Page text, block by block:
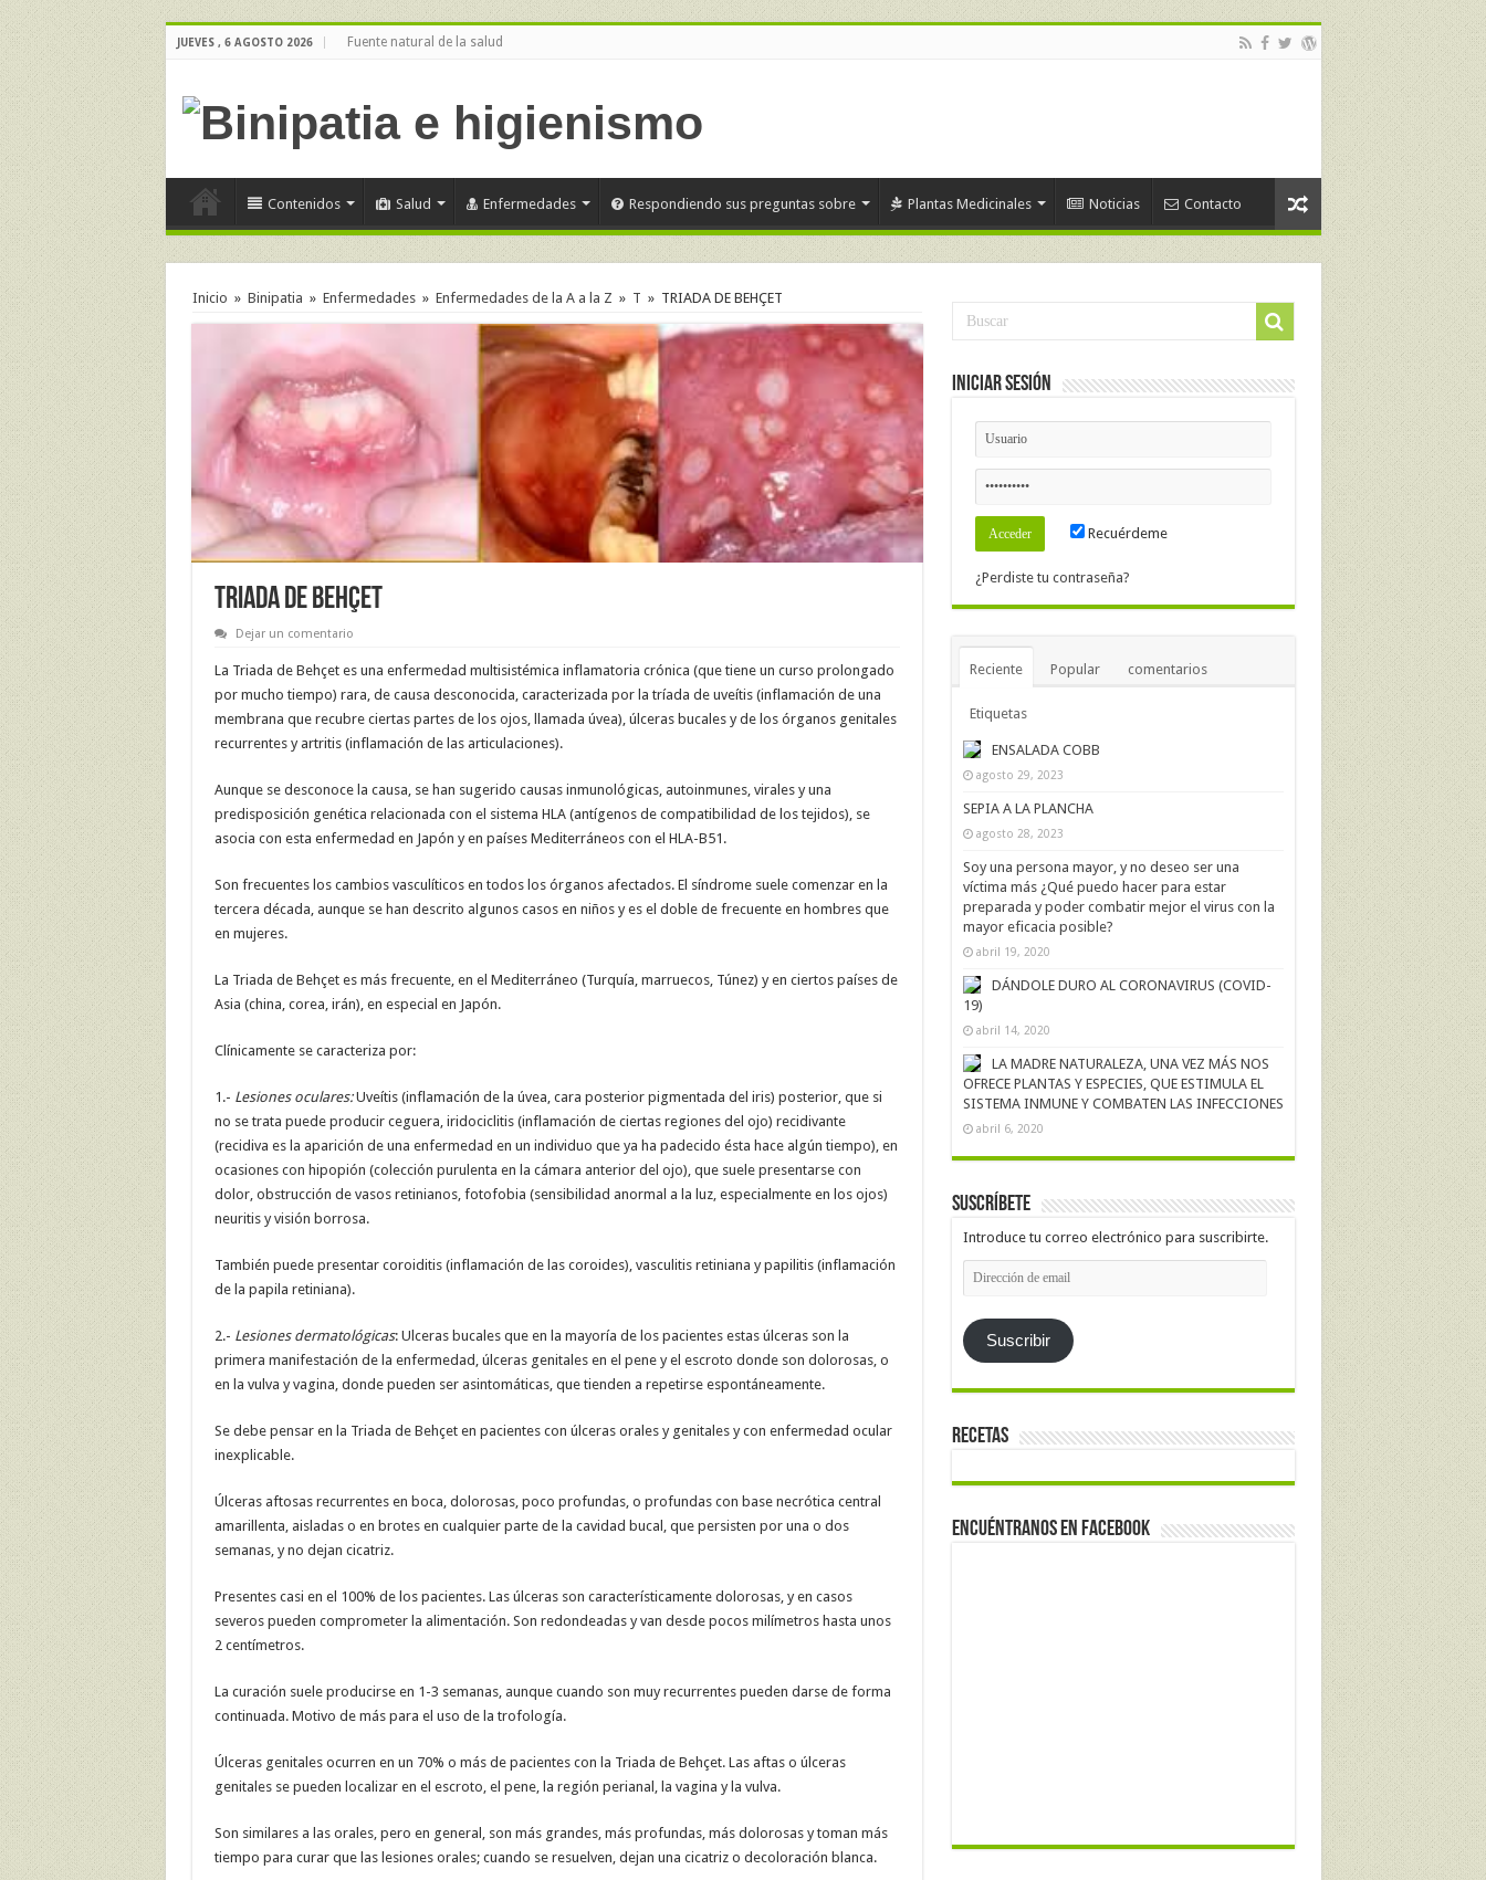
JUEVES , 6 AGOSTO 2026 Fuente natural de la salud
Contenidos Salud Enfermedades Respondiendo sus preguntas sobre Plantas Medicinales Noticias Contacto
Inicio » Binipatia » Enfermedades » Enfermedades de la A a la Z » T » TRIADA DE BEHÇET
TRIADA DE BEHÇET
Dejar un comentario
La Triada de Behçet es una enfermedad multisistémica inflamatoria crónica (que tiene un curso prolongado
por mucho tiempo) rara, de causa desconocida, caracterizada por la tríada de uveítis (inflamación de una
membrana que recubre ciertas partes de los ojos, llamada úvea), úlceras bucales y de los órganos genitales
recurrentes y artritis (inflamación de las articulaciones).
Aunque se desconoce la causa, se han sugerido causas inmunológicas, autoinmunes, virales y una
predisposición genética relacionada con el sistema HLA (antígenos de compatibilidad de los tejidos), se
asocia con esta enfermedad en Japón y en países Mediterráneos con el HLA-B51.
Son frecuentes los cambios vasculíticos en todos los órganos afectados. El síndrome suele comenzar en la
tercera década, aunque se han descrito algunos casos en niños y es el doble de frecuente en hombres que
en mujeres.
La Triada de Behçet es más frecuente, en el Mediterráneo (Turquía, marruecos, Túnez) y en ciertos países de
Asia (china, corea, irán), en especial en Japón.
Clínicamente se caracteriza por:
1.- Lesiones oculares:Uveítis (inflamación de la úvea, cara posterior pigmentada del iris) posterior, que si
no se trata puede producir ceguera, iridociclitis (inflamación de ciertas regiones del ojo) recidivante
(recidiva es la aparición de una enfermedad en un individuo que ya ha padecido ésta hace algún tiempo), en
ocasiones con hipopión (colección purulenta en la cámara anterior del ojo), que suele presentarse con
dolor, obstrucción de vasos retinianos, fotofobia (sensibilidad anormal a la luz, especialmente en los ojos)
neuritis y visión borrosa.
También puede presentar coroiditis (inflamación de las coroides), vasculitis retiniana y papilitis (inflamación
de la papila retiniana).
2.- Lesiones dermatológicas: Ulceras bucales que en la mayoría de los pacientes estas úlceras son la
primera manifestación de la enfermedad, úlceras genitales en el pene y el escroto donde son dolorosas, o
en la vulva y vagina, donde pueden ser asintomáticas, que tienden a repetirse espontáneamente.
Se debe pensar en la Triada de Behçet en pacientes con úlceras orales y genitales y con enfermedad ocular
inexplicable.
Úlceras aftosas recurrentes en boca, dolorosas, poco profundas, o profundas con base necrótica central
amarillenta, aisladas o en brotes en cualquier parte de la cavidad bucal, que persisten por una o dos
semanas, y no dejan cicatriz.
Presentes casi en el 100% de los pacientes. Las úlceras son característicamente dolorosas, y en casos
severos pueden comprometer la alimentación. Son redondeadas y van desde pocos milímetros hasta unos
2 centímetros.
La curación suele producirse en 1-3 semanas, aunque cuando son muy recurrentes pueden darse de forma
continuada. Motivo de más para el uso de la trofología.
Úlceras genitales ocurren en un 70% o más de pacientes con la Triada de Behçet. Las aftas o úlceras
genitales se pueden localizar en el escroto, el pene, la región perianal, la vagina y la vulva.
Son similares a las orales, pero en general, son más grandes, más profundas, más dolorosas y toman más
tiempo para curar que las lesiones orales; cuando se resuelven, dejan una cicatriz o decoloración blanca.
Iniciar Sesión
Recuérdeme
¿Perdiste tu contraseña?
Reciente Popular comentarios
Etiquetas
ENSALADA COBB
agosto 29, 2023
SEPIA A LA PLANCHA
agosto 28, 2023
Soy una persona mayor, y no deseo ser una
víctima más ¿Qué puedo hacer para estar
preparada y poder combatir mejor el virus con la
mayor eficacia posible?
abril 19, 2020
DÁNDOLE DURO AL CORONAVIRUS (COVID-
19)
abril 14, 2020
LA MADRE NATURALEZA, UNA VEZ MÁS NOS
OFRECE PLANTAS Y ESPECIES, QUE ESTIMULA EL
SISTEMA INMUNE Y COMBATEN LAS INFECCIONES
abril 6, 2020
Suscríbete
Introduce tu correo electrónico para suscribirte.
Dirección
de
Suscribir
Recetas
Encuéntranos en Facebook